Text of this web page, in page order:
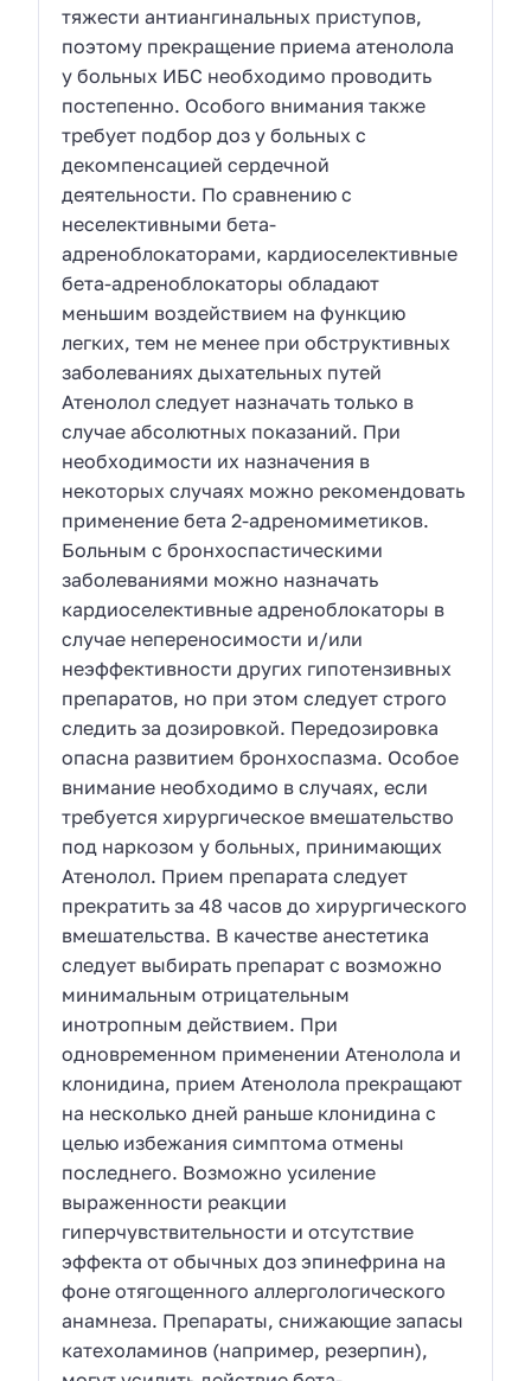
тяжести антиангинальных приступов,
поэтому прекращение приема атенолола
у больных ИБС необходимо проводить
постепенно. Особого внимания также
требует подбор доз у больных с
декомпенсацией сердечной
деятельности. По сравнению с
неселективными бета-
адреноблокаторами, кардиоселективные
бета-адреноблокаторы обладают
меньшим воздействием на функцию
легких, тем не менее при обструктивных
заболеваниях дыхательных путей
Атенолол следует назначать только в
случае абсолютных показаний. При
необходимости их назначения в
некоторых случаях можно рекомендовать
применение бета 2-адреномиметиков.
Больным с бронхоспастическими
заболеваниями можно назначать
кардиоселективные адреноблокаторы в
случае непереносимости и/или
неэффективности других гипотензивных
препаратов, но при этом следует строго
следить за дозировкой. Передозировка
опасна развитием бронхоспазма. Особое
внимание необходимо в случаях, если
требуется хирургическое вмешательство
под наркозом у больных, принимающих
Атенолол. Прием препарата следует
прекратить за 48 часов до хирургического
вмешательства. В качестве анестетика
следует выбирать препарат с возможно
минимальным отрицательным
инотропным действием. При
одновременном применении Атенолола и
клонидина, прием Атенолола прекращают
на несколько дней раньше клонидина с
целью избежания симптома отмены
последнего. Возможно усиление
выраженности реакции
гиперчувствительности и отсутствие
эффекта от обычных доз эпинефрина на
фоне отягощенного аллергологического
анамнеза. Препараты, снижающие запасы
катехоламинов (например, резерпин),